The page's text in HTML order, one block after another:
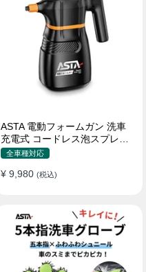
ASTA 電動フォームガン 洗車
充電式 コードレス泡スプレー
高圧対応 充電式フォームスプ
強力泡立ち (コピー)
全車種対応
¥ 9,980 (税込)